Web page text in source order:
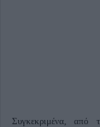
Συγκεκριμένα, από